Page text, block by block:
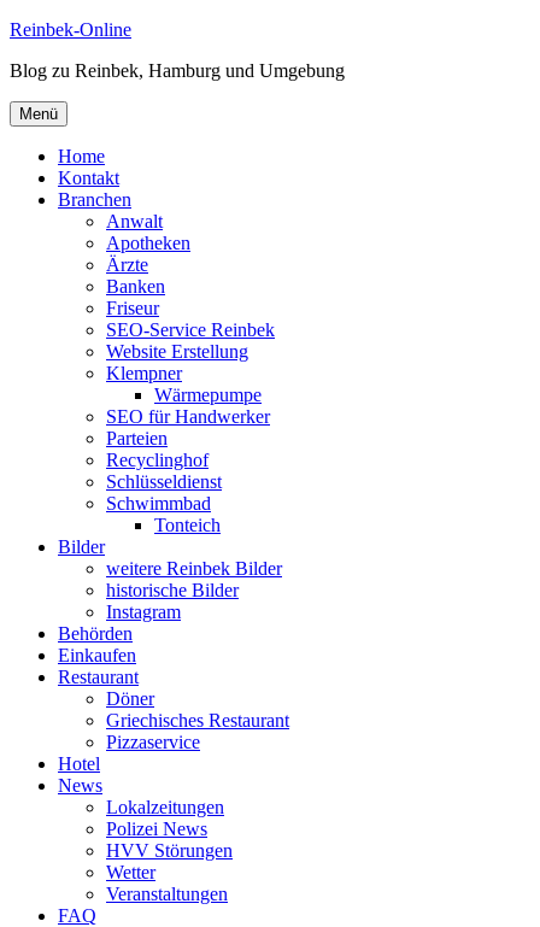
Zum
springen
Reinbek-Online
Blog zu Reinbek, Hamburg und Umgebung
Menü
Home
Kontakt
Branchen
Anwalt
Apotheken
Ärzte
Banken
Friseur
SEO-Service Reinbek
Website Erstellung
Klempner
Wärmepumpe
SEO für Handwerker
Parteien
Recyclinghof
Schlüsseldienst
Schwimmbad
Tonteich
Bilder
weitere Reinbek Bilder
historische Bilder
Instagram
Behörden
Einkaufen
Restaurant
Döner
Griechisches Restaurant
Pizzaservice
Hotel
News
Lokalzeitungen
Polizei News
HVV Störungen
Wetter
Veranstaltungen
FAQ